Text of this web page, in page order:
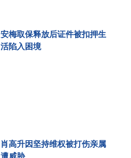
安梅取保释放后证件被扣押生
活陷入困境
肖高升因坚持维权被打伤亲属